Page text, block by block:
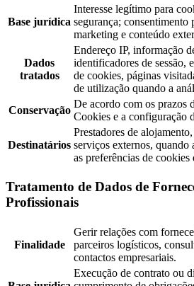
Base jurídica
Interesse legítimo para
segurança; consentimento
marketing e conteúdo
Dados
tratados
Endereço IP, informação
identificadores de sessão,
de cookies, páginas
de utilização quando a
Conservação
De acordo com os prazos
Cookies e a configuração
Destinatários
Prestadores de
serviços externos,
as preferências de
Tratamento de Dados de
Profissionais
Finalidade
Gerir relações com
parceiros logísticos,
contactos empresariais.
Execução de contrato ou